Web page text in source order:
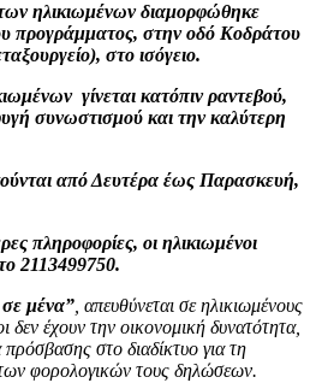
ηλικιωμένων διαμορφώθηκε
προγράμματος, στην οδό Κοδράτου
στο ισόγειο.
γίνεται κατόπιν ραντεβού,
συνωστισμού και την καλύτερη
από Δευτέρα έως Παρασκευή,
πληροφορίες, οι ηλικιωμένοι
2113499750.
μένα” , απευθύνεται σε ηλικιωμένους
έχουν την οικονομική δυνατότητα,
στο διαδίκτυο για τη
φορολογικών τους δηλώσεων.